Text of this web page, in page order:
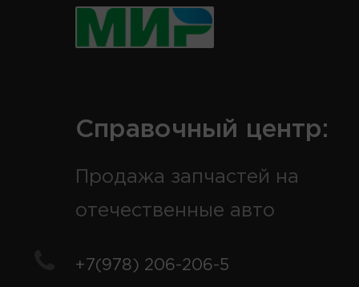
Справочный центр:
Продажа запчастей на
отечественные авто
+7(978) 206-206-5